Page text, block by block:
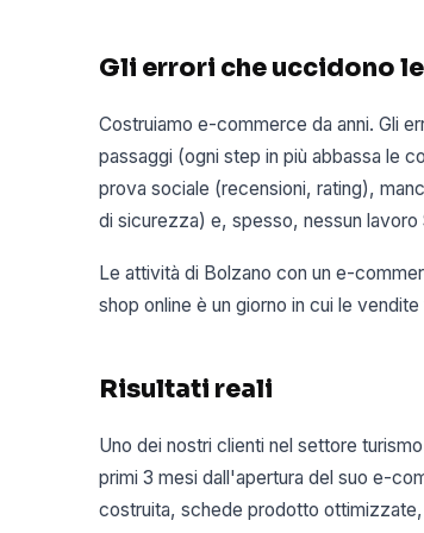
Gli errori che uccidono
Costruiamo e-commerce da anni. Gli
passaggi (ogni step in più abbassa le
prova sociale (recensioni, rating),
di sicurezza) e, spesso, nessun lavoro
Le attività di Bolzano con un e-
shop online è un giorno in cui le
Risultati reali
Uno dei nostri clienti nel settore
primi 3 mesi dall'apertura del suo e-
costruita, schede prodotto